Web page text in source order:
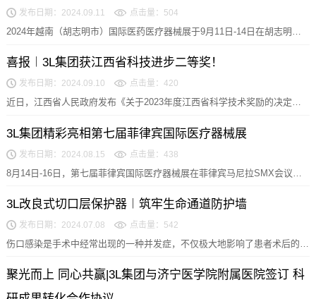
发布日期：2024.09.11 点击量：504
2024年越南（胡志明市）国际医药医疗器械展于9月11日-14日在胡志明市
喜报︱3L集团获江西省科技进步二等奖！
发布日期：2024.09.10 点击量：420
近日，江西省人民政府发布《关于2023年度江西省科学技术奖励的决定》
3L集团精彩亮相第七届菲律宾国际医疗器械展
发布日期：2024.08.15 点击量：438
8月14日-16日，第七届菲律宾国际医疗器械展在菲律宾马尼拉SMX会议中
3L改良式切口层保护器︱筑牢生命通道防护墙
发布日期：2024.07.08 点击量：542
伤口感染是手术中经常出现的一种并发症，不仅极大地影响了患者术后的康
聚光而上 同心共赢|3L集团与济宁医学院附属医院签订 科